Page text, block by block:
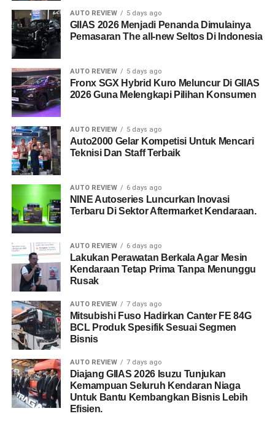
AUTO REVIEW 5 days ago
GIIAS 2026 Menjadi Penanda Dimulainya
Pemasaran The all-new Seltos Di Indonesia
AUTO REVIEW 5 days ago
Fronx SGX Hybrid Kuro Meluncur Di GIIAS
2026 Guna Melengkapi Pilihan Konsumen
AUTO REVIEW 5 days ago
Auto2000 Gelar Kompetisi Untuk Mencari
Teknisi Dan Staff Terbaik
AUTO REVIEW 6 days ago
NINE Autoseries Luncurkan Inovasi
Terbaru Di Sektor Aftermarket Kendaraan.
AUTO REVIEW 6 days ago
Lakukan Perawatan Berkala Agar Mesin
Kendaraan Tetap Prima Tanpa Menunggu
Rusak
AUTO REVIEW 7 days ago
Mitsubishi Fuso Hadirkan Canter FE 84G
BCL Produk Spesifik Sesuai Segmen
Bisnis
AUTO REVIEW 7 days ago
Diajang GIIAS 2026 Isuzu Tunjukan
Kemampuan Seluruh Kendaran Niaga
Untuk Bantu Kembangkan Bisnis Lebih
Efisien.